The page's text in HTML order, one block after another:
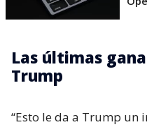
Las últimas
Trump
“Esto le da a Trump